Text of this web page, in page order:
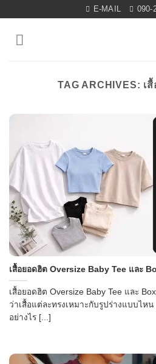
content
E-MAIL 090-
TAG ARCHIVES: เ
เสื้อยอดฮิต Oversize Baby Tee และ
เสื้อยอดฮิต Oversize Baby Tee และ
ว่าเสื้อแต่ละทรงเหมาะกับรูปร่างแบบไห
อย่างไร [...]